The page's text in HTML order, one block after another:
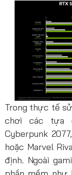
Trong thực tế
chơi các tựa
Cyberpunk
hoặc Marvel
định. Ngoài